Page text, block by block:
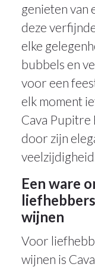
genieten van
deze
elke
bubbels en
voor een
elk moment
Cava Pupitre
door zijn
veelzijdigheid.
Een ware
wijnen
Voor
wijnen is